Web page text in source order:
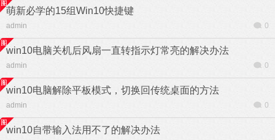
萌新必学的15组Win10快捷键
admin 0
win10电脑关机后风扇一直转指示灯常亮的解决办法
admin 0
win10电脑解除平板模式，切换回传统桌面的方法
admin 0
win10自带输入法用不了的解决办法